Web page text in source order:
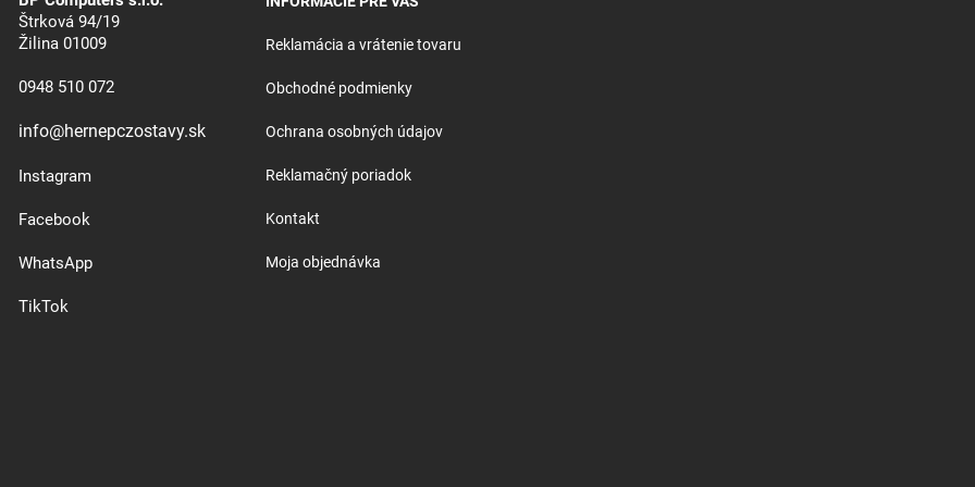
Štrková 94/19
Žilina 01009
0948 510 072
info@hernepczostavy.sk
Instagram
Facebook
WhatsApp
TikTok
Reklamácia a vrátenie tovaru
Obchodné podmienky
Ochrana osobných údajov
Reklamačný poriadok
Kontakt
Moja objednávka